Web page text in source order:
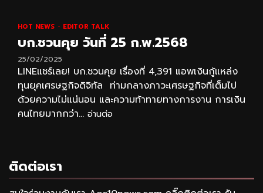
HOT NEWS EDITOR TALK
บก.ชวนคุย วันที่ 25 ก.พ.2568
25/02/2025
LINEแชร์เลย! บก.ชวนคุย เรื่องที่ 4,391 แอพเงินกู้แหล่ง
ทุนยุคเศรษฐกิจดิจิทัล ท่ามกลางภาวะเศรษฐกิจที่เต็มไป
ด้วยความไม่แน่นอน และความท้าทายทางการงาน การเงิน
คนไทยมากกว่า... อ่านต่อ
ติดต่อเรา